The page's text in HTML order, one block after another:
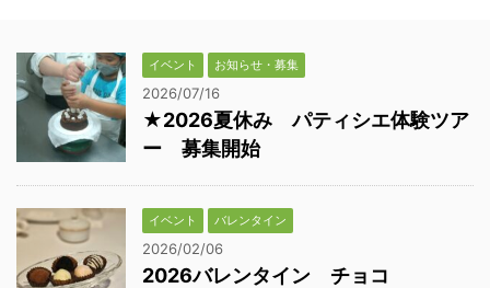
イベント お知らせ・募集
2026/07/16
★2026夏休み パティシエ体験ツア
ー 募集開始
イベント バレンタイン
2026/02/06
2026バレンタイン チョコ